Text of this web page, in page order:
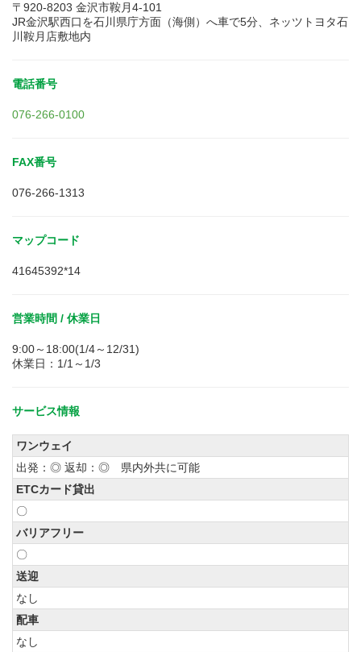
〒920-8203 金沢市鞍月4-101
JR金沢駅西口を石川県庁方面（海側）へ車で5分、ネッツトヨタ石
川鞍月店敷地内
電話番号
076-266-0100
FAX番号
076-266-1313
マップコード
41645392*14
営業時間 / 休業日
9:00～18:00(1/4～12/31)
休業日：1/1～1/3
サービス情報
ワンウェイ
出発：◎ 返却：◎ 県内外共に可能
ETCカード貸出
〇
バリアフリー
〇
送迎
なし
配車
なし